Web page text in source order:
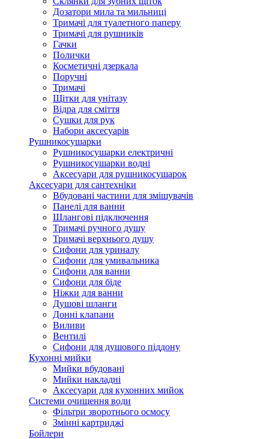
Дозатори мила та мильниці
Тримачі для туалетного паперу
Тримачі для рушників
Гачки
Полички
Косметичні дзеркала
Поручні
Тримачі
Щітки для унітазу
Відра для сміття
Сушки для рук
Набори аксесуарів
Рушникосушарки
Рушникосушарки електричні
Рушникосушарки водні
Аксесуари для рушникосушарок
Аксесуари для сантехніки
Вбудовані частини для змішувачів
Панелі для ванни
Шлангові підключення
Тримачі ручного душу
Тримачі верхнього душу
Сифони для уриналу
Сифони для умивальника
Сифони для ванни
Сифони для біде
Ніжки для ванни
Душові шланги
Донні клапани
Виливи
Вентилі
Сифони для душового піддону
Кухонні мийки
Мийки вбудовані
Мийки накладні
Аксесуари для кухонних мийок
Системи очищення води
Фільтри зворотнього осмосу
Змінні картриджі
Бойлери